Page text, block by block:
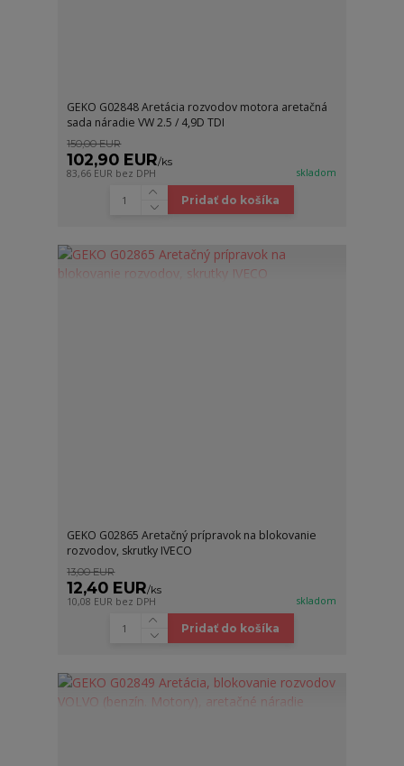
GEKO G02848 Aretácia rozvodov motora aretačná
sada náradie VW 2.5 / 4,9D TDI
150,00 EUR
102,90 EUR/ks
83,66 EUR bez DPH skladom
Pridať do košíka
GEKO G02865 Aretačný prípravok na blokovanie
rozvodov, skrutky IVECO
13,00 EUR
12,40 EUR/ks
10,08 EUR bez DPH skladom
Pridať do košíka